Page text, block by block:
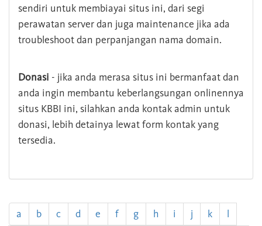
sendiri untuk membiayai situs ini, dari segi
perawatan server dan juga maintenance jika ada
troubleshoot dan perpanjangan nama domain.
Donasi - jika anda merasa situs ini bermanfaat dan
anda ingin membantu keberlangsungan onlinennya
situs KBBI ini, silahkan anda kontak admin untuk
donasi, lebih detainya lewat form kontak yang
tersedia.
a b c d e f g h i j k l